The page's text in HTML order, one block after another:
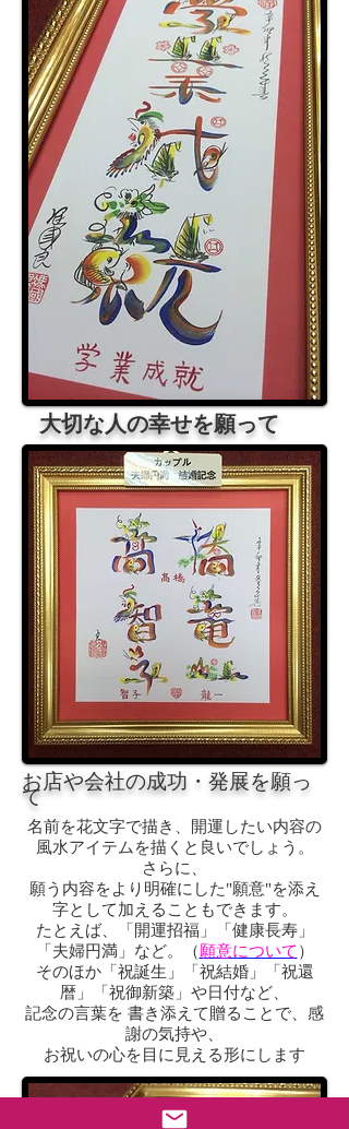
大切な人の幸せを願って
お店や会社の成功・発展を願っ
て
名前を花文字で描き、開運したい内容の
風水アイテムを描くと良いでしょう。
さらに、
願う内容をより明確にした"願意"を添え
字として加えることもできます。
たとえば、「開運招福」「健康長寿」
「夫婦円満」など。（願意について ）
そのほか「祝誕生」「祝結婚」「祝還
暦」「祝御新築」や日付など、
記念の言葉を 書き添えて贈ることで、感
謝の気持や、
お祝いの心を目に見える形にします